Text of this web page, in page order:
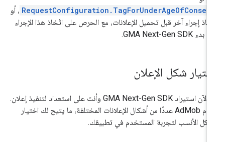
، أو
إجراء آخر قبل تحميل الإعلانات، مع الحرص على اتّخاذ هذا الإجراء
GMA Next-Gen SDK
.
شكل الإعلان
الآن استيرادGMA Next-Gen SDKوأنت على استعداد لتنفيذ إعلان.
تقدّم AdMob عددًا من أشكال الإعلانات المختلفة، ما يتيح لك اختيار
الأنسب لتجربة المستخدم في تطبيقك.